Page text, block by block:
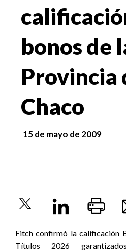
bonos de
Provincia
Chaco
15 de mayo de 2009
Fitch confirmó la calificación
Títulos 2026